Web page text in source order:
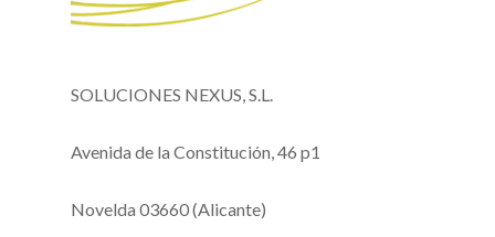
SOLUCIONES NEXUS, S.L.
Avenida de la Constitución, 46 p1
Novelda 03660 (Alicante)